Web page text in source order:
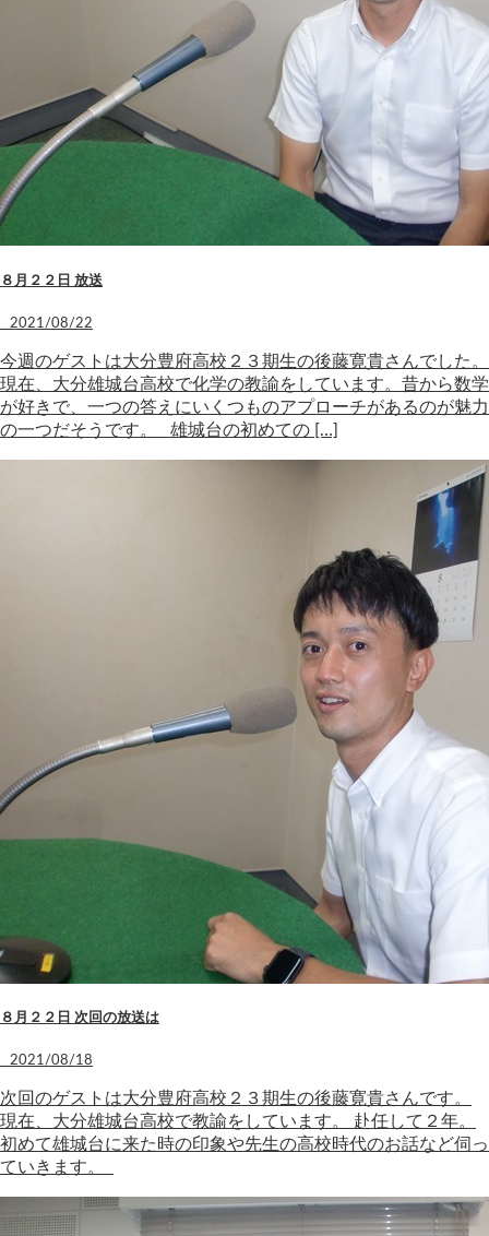
８月２２日 放送
2021/08/22
今週のゲストは大分豊府高校２３期生の後藤寛貴さんでした。
現在、大分雄城台高校で化学の教諭をしています。昔から数学
が好きで、一つの答えにいくつものアプローチがあるのが魅力
の一つだそうです。 雄城台の初めての […]
８月２２日 次回の放送は
2021/08/18
次回のゲストは大分豊府高校２３期生の後藤寛貴さんです。
現在、大分雄城台高校で教諭をしています。 赴任して２年。
初めて雄城台に来た時の印象や先生の高校時代のお話など伺っ
ていきます。